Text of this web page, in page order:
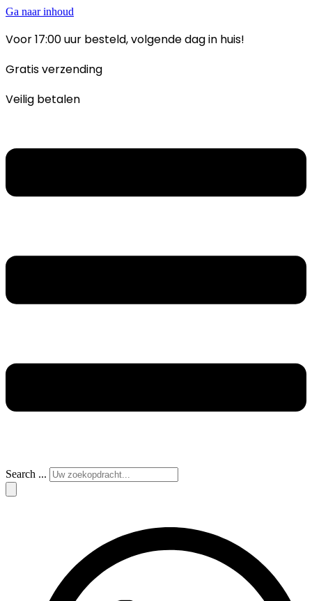
Ga naar inhoud
Voor 17:00 uur besteld, volgende dag in huis!
Gratis verzending
Veilig betalen
Search ...